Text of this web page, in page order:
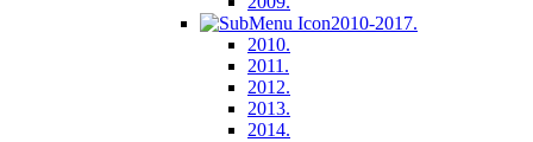
2010-2017.
2010.
2011.
2012.
2013.
2014.